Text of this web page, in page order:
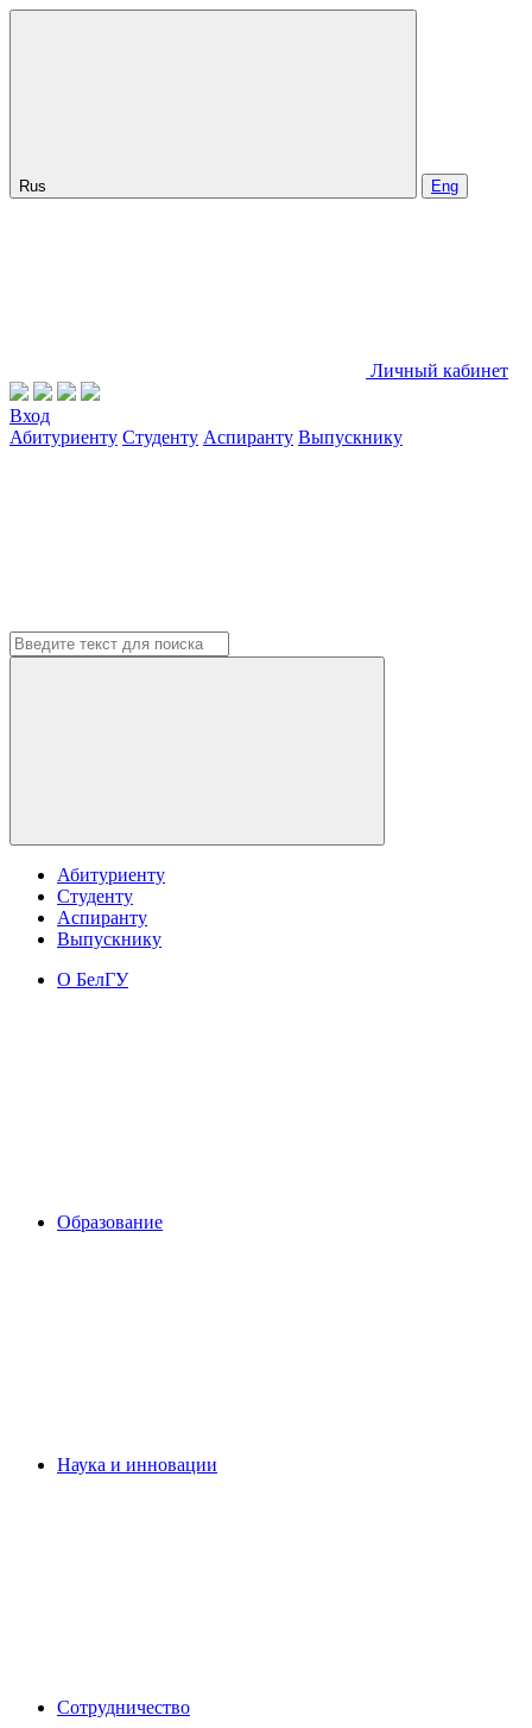
Rus Eng
Личный кабинет
Вход
Абитуриенту Студенту Аспиранту Выпускнику
Абитуриенту
Студенту
Аспиранту
Выпускнику
О БелГУ
Образование
Наука и инновации
Сотрудничество